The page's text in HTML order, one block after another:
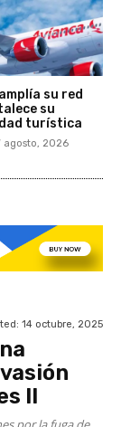
su red
su
turística
agosto, 2026